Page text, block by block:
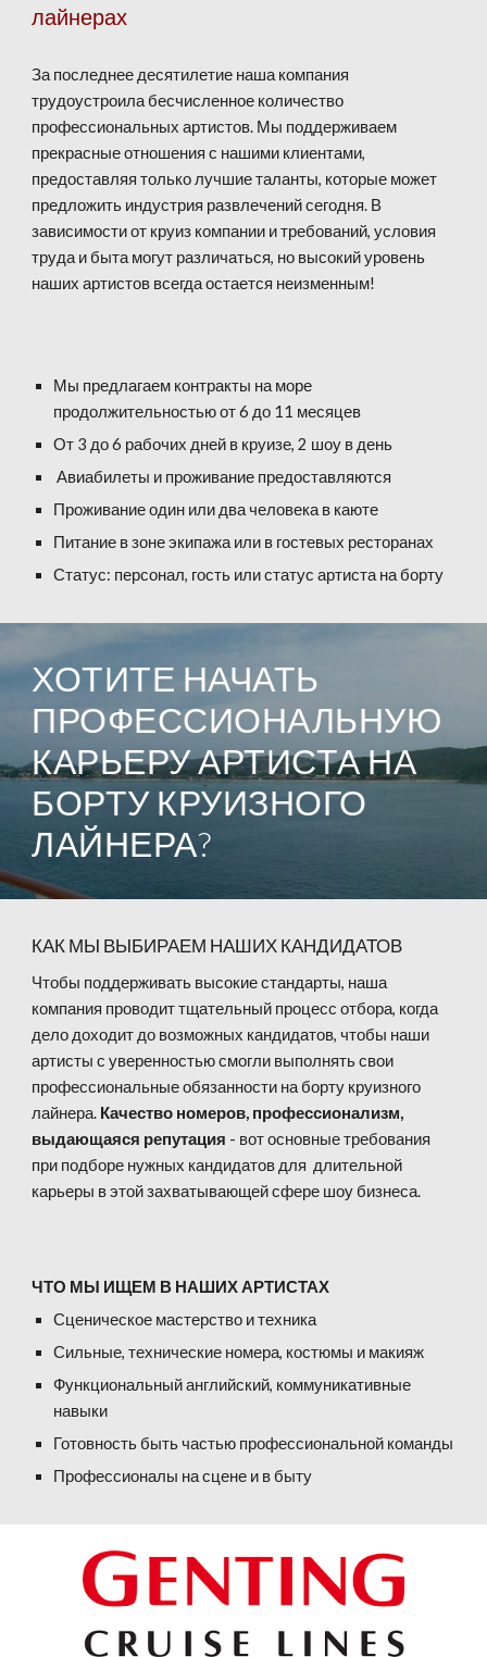
лайнерах
За последнее десятилетие наша компания
трудоустроила бесчисленное количество
профессиональных артистов. Мы поддерживаем
прекрасные отношения с нашими клиентами,
предоставляя только лучшие таланты, которые может
предложить индустрия развлечений сегодня. В
зависимости от круиз компании и требований, условия
труда и быта могут различаться, но высокий уровень
наших артистов всегда остается неизменным!
Мы предлагаем контракты на море
продолжительностью от 6 до 11 месяцев
От 3 до 6 рабочих дней в круизе, 2 шоу в день
Авиабилеты и проживание предоставляются
Проживание один или два человека в каюте
Питание в зоне экипажа или в гостевых ресторанах
Статус: персонал, гость или статус артиста на борту
ХОТИТЕ НАЧАТЬ
ПРОФЕССИОНАЛЬНУЮ
КАРЬЕРУ АРТИСТА НА
БОРТУ КРУИЗНОГО
ЛАЙНЕРА?
КАК МЫ ВЫБИРАЕМ НАШИХ КАНДИДАТОВ
Чтобы поддерживать высокие стандарты, наша
компания проводит тщательный процесс отбора, когда
дело доходит до возможных кандидатов, чтобы наши
артисты с уверенностью смогли выполнять свои
профессиональные обязанности на борту круизного
лайнера. Качество номеров, профессионализм,
выдающаяся репутация - вот основные требования
при подборе нужных кандидатов для длительной
карьеры в этой захватывающей сфере шоу бизнеса.
ЧТО МЫ ИЩЕМ В НАШИХ АРТИСТАХ
Сценическое мастерство и техника
Сильные, технические номера, костюмы и макияж
Функциональный английский, коммуникативные
навыки
Готовность быть частью профессиональной команды
Профессионалы на сцене и в быту